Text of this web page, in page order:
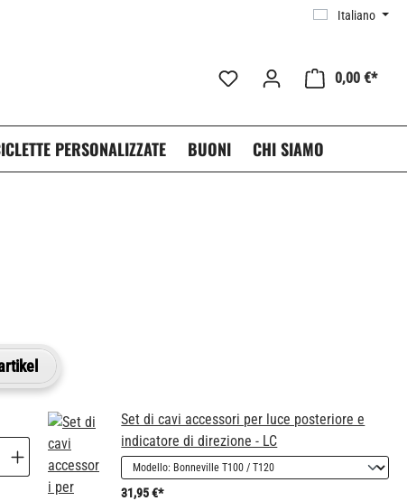
Italiano
0,00 €*
PERSONALIZZATE BUONI CHI SIAMO
Set di cavi accessori per luce posteriore e
indicatore di direzione - LC
31,95 €*